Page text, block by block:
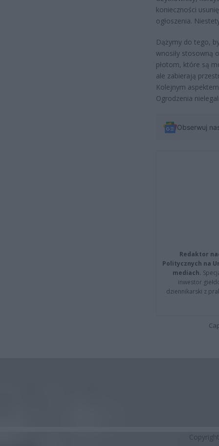
konieczności
ogłoszenia.
Dążymy do tego,
wnosiły stosowną
płotom, które są
ale zabierają
Kolejnym
Ogrodzenia
Obserwuj
Redaktor
Politycznych na
mediach.
inwestor
dziennikarski z